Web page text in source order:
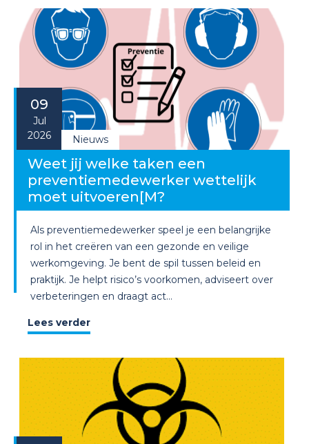
09
Jul
2026
Nieuws
Weet jij welke taken een
preventiemedewerker wettelijk
moet uitvoeren[M?
Als preventiemedewerker speel je een belangrijke
rol in het creëren van een gezonde en veilige
werkomgeving. Je bent de spil tussen beleid en
praktijk. Je helpt risico’s voorkomen, adviseert over
verbeteringen en draagt act...
Lees verder